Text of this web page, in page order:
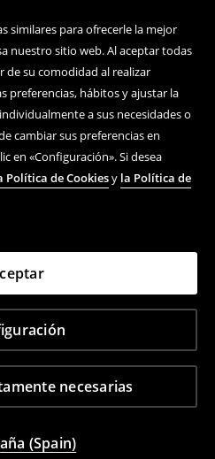
similares para ofrecerle la mejor
nuestro sitio web. Al aceptar todas
de su comodidad al realizar
preferencias, hábitos y ajustar la
a sus necesidades o
cambiar sus preferencias en
en «Configuración». Si desea
Política de Cookiesy la Política de
necesarias
(Spain)